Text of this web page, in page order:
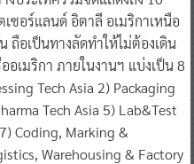
ซอร์แลนด์ อิตาลี อเมริกาเหนือ
ถือเป็นทางลัดทำให้ไม่ต้องเดิน
อเมริกา ภายในงานฯ แบ่งเป็น 8
Tech Asia 2) Packaging
Tech Asia 5) Lab&Test
Coding, Marking &
Warehousing & Factory